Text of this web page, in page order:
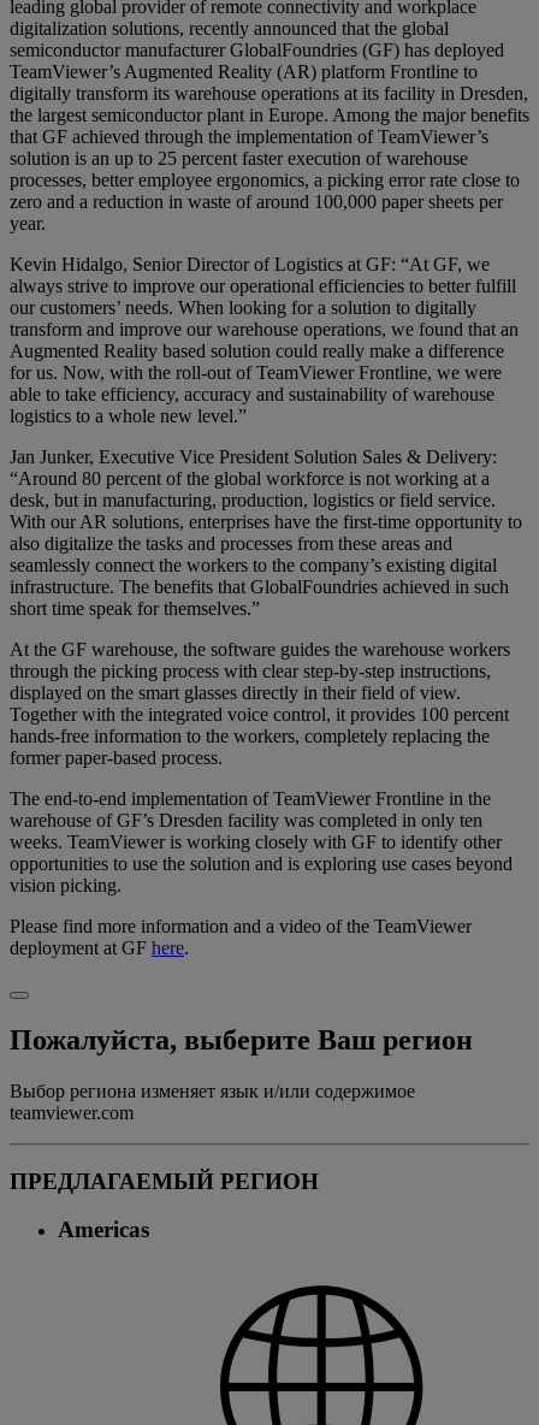
leading global provider of remote connectivity and workplace
digitalization solutions, recently announced that the global
semiconductor manufacturer GlobalFoundries (GF) has deployed
TeamViewer’s Augmented Reality (AR) platform Frontline to
digitally transform its warehouse operations at its facility in Dresden,
the largest semiconductor plant in Europe. Among the major benefits
that GF achieved through the implementation of TeamViewer’s
solution is an up to 25 percent faster execution of warehouse
processes, better employee ergonomics, a picking error rate close to
zero and a reduction in waste of around 100,000 paper sheets per
year.
Kevin Hidalgo, Senior Director of Logistics at GF: “At GF, we
always strive to improve our operational efficiencies to better fulfill
our customers’ needs. When looking for a solution to digitally
transform and improve our warehouse operations, we found that an
Augmented Reality based solution could really make a difference
for us. Now, with the roll-out of TeamViewer Frontline, we were
able to take efficiency, accuracy and sustainability of warehouse
logistics to a whole new level.”
Jan Junker, Executive Vice President Solution Sales & Delivery:
“Around 80 percent of the global workforce is not working at a
desk, but in manufacturing, production, logistics or field service.
With our AR solutions, enterprises have the first-time opportunity to
also digitalize the tasks and processes from these areas and
seamlessly connect the workers to the company’s existing digital
infrastructure. The benefits that GlobalFoundries achieved in such
short time speak for themselves.”
At the GF warehouse, the software guides the warehouse workers
through the picking process with clear step-by-step instructions,
displayed on the smart glasses directly in their field of view.
Together with the integrated voice control, it provides 100 percent
hands-free information to the workers, completely replacing the
former paper-based process.
The end-to-end implementation of TeamViewer Frontline in the
warehouse of GF’s Dresden facility was completed in only ten
weeks. TeamViewer is working closely with GF to identify other
opportunities to use the solution and is exploring use cases beyond
vision picking.
Please find more information and a video of the TeamViewer
deployment at GF here.
Пожалуйста, выберите Ваш регион
Выбор региона изменяет язык и/или содержимое
teamviewer.com
ПРЕДЛАГАЕМЫЙ РЕГИОН
Americas